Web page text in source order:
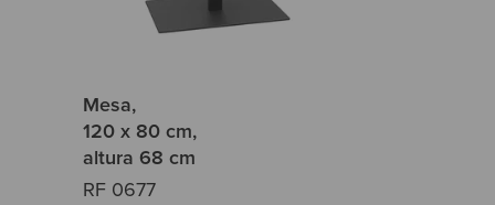
Mesa,
120 x 80 cm,
altura 68 cm
RF 0677